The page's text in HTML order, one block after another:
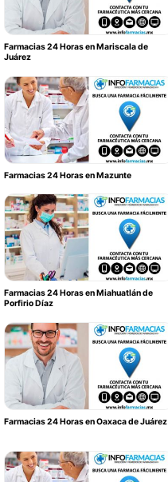
Farmacias 24 Horas en Mariscala de
Juárez
Farmacias 24 Horas en Mazunte
Farmacias 24 Horas en Miahuatlán de
Porfirio Díaz
Farmacias 24 Horas en Oaxaca de Juárez